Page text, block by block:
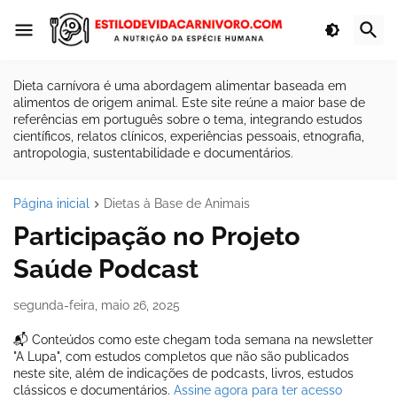
Dieta carnívora é uma abordagem alimentar baseada em
alimentos de origem animal. Este site reúne a maior base de
referências em português sobre o tema, integrando estudos
científicos, relatos clínicos, experiências pessoais, etnografia,
antropologia, sustentabilidade e documentários.
Página inicial Dietas à Base de Animais
Participação no Projeto
Saúde Podcast
segunda-feira, maio 26, 2025
📬 Conteúdos como este chegam toda semana na newsletter
"A Lupa", com estudos completos que não são publicados
neste site, além de indicações de podcasts, livros, estudos
clássicos e documentários. Assine agora para ter acesso